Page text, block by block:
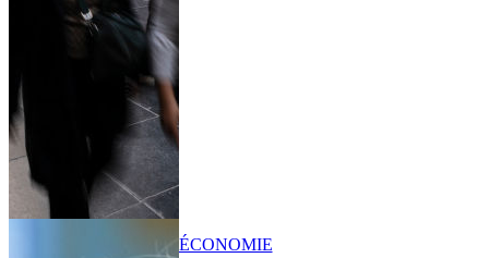
ÉCONOMIE